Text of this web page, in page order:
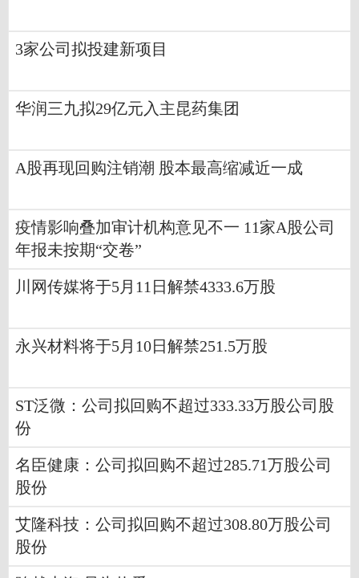
3家公司拟投建新项目
华润三九拟29亿元入主昆药集团
A股再现回购注销潮 股本最高缩减近一成
疫情影响叠加审计机构意见不一 11家A股公司
年报未按期“交卷”
川网传媒将于5月11日解禁4333.6万股
永兴材料将于5月10日解禁251.5万股
ST泛微：公司拟回购不超过333.33万股公司股
份
名臣健康：公司拟回购不超过285.71万股公司
股份
艾隆科技：公司拟回购不超过308.80万股公司
股份